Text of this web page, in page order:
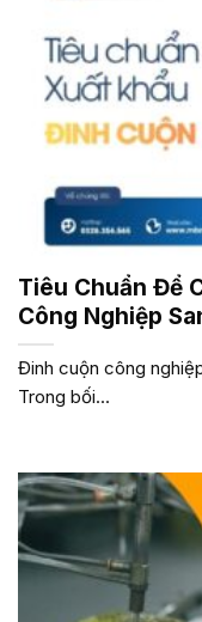
Tiêu Chuẩn Để
Công Nghiệp
Đinh cuộn công
Trong bối...